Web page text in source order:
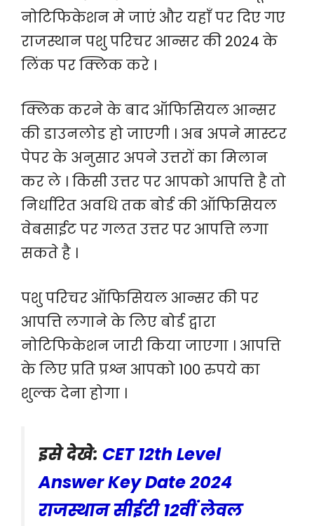
नोटिफिकेशन मे जाएं और यहाँ पर दिए गए
राजस्थान पशु परिचर आन्सर की 2024 के
लिंक पर क्लिक करे ।
क्लिक करने के बाद ऑफिसियल आन्सर
की डाउनलोड हो जाएगी । अब अपने मास्टर
पेपर के अनुसार अपने उत्तरों का मिलान
कर ले । किसी उत्तर पर आपको आपत्ति है तो
निर्धारित अवधि तक बोर्ड की ऑफिसियल
वेबसाईट पर गलत उत्तर पर आपत्ति लगा
सकते है ।
पशु परिचर ऑफिसियल आन्सर की पर
आपत्ति लगाने के लिए बोर्ड द्वारा
नोटिफिकेशन जारी किया जाएगा । आपत्ति
के लिए प्रति प्रश्न आपको 100 रुपये का
शुल्क देना होगा ।
इसे देखे: CET 12th Level
Answer Key Date 2024
राजस्थान सीईटी 12वीं लेवल